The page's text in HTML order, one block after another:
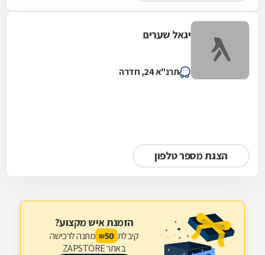
יגאל שערים
תרנ"א 24, חדרה
הצגת מספר טלפון
הזמנת איש מקצוע?
קיבלת 50
₪ מתנה לרכישה
באתר ZAPSTORE